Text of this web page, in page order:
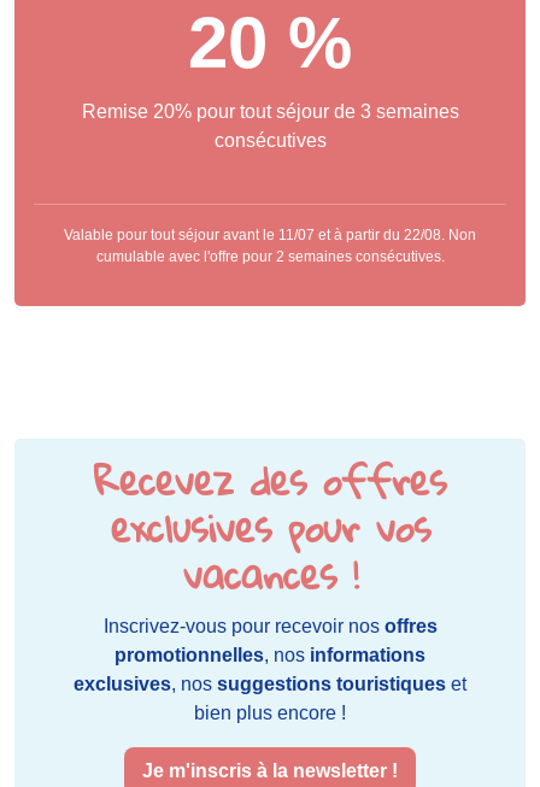
20 %
Remise 20% pour tout séjour de 3 semaines
consécutives
Valable pour tout séjour avant le 11/07 et à partir du 22/08. Non
cumulable avec l'offre pour 2 semaines consécutives.
Recevez des offres
exclusives pour vos
vacances !
Inscrivez-vous pour recevoir nos offres
promotionnelles, nos informations
exclusives, nos suggestions touristiques et
bien plus encore !
Je m'inscris à la newsletter !